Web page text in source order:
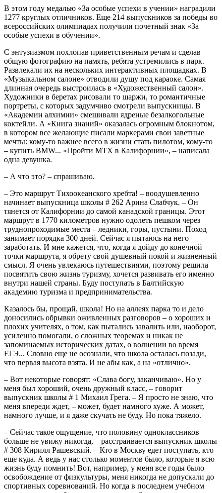
В этом году медалью «За особые успехи в учении» наградили
1277 круглых отличников. Еще 214 выпускников за победы во
всероссийских олимпиадах получили почетный знак «За
особые успехи в обучении».
С энтузиазмом похлопав приветственным речам и сделав
общую фотографию на память, ребята устремились в парк.
Развлекали их на нескольких интерактивных площадках. В
«Музыкальном салоне» отводили душу под караоке. Самая
длинная очередь выстроилась в «Художественный салон».
Художники в беретах рисовали то шаржи, то романтичные
портреты, с которых задумчиво смотрели выпускницы. В
«Академии алхимии» смешивали ядреные безалкогольные
коктейли. А «Книга знаний» оказалась огромным блокнотом,
в котором все желающие писали маркерами свои заветные
мечты: кому-то важнее всего в жизни стать пилотом, кому-то
– купить BMW... «Пройти МТХ в Калифорнии», – написала
одна девушка.
– А что это? – спрашиваю.
– Это маршрут Тихоокеанского хребта! – воодушевленно
начинает выпускница школы # 262 Арина Слабчук. – Он
тянется от Калифорнии до самой канадской границы. Этот
маршрут в 1770 километров нужно одолеть пешком через
труднопроходимые места – ледники, горы, пустыни. Поход
занимает порядка 300 дней. Сейчас я пытаюсь на него
заработать. И мне кажется, что, когда я дойду до конечной
точки маршрута, я обрету свой душевный покой и жизненный
смысл. Я очень увлекаюсь путешествиями, поэтому решила
посвятить свою жизнь туризму, хочется развивать его именно
внутри нашей страны. Буду поступать в Балтийскую
академию туризма и предпринимательства.
Казалось бы, прощай, школа! Но на аллеях парка то и дело
доносились обрывки оживленных разговоров – о хороших и
плохих учителях, о том, как пытались завалить или, наоборот,
усиленно помогали, о сложных теоремах и никак не
запоминаемых исторических датах, о волнении во время
ЕГЭ... Словно еще не осознали, что школа осталась позади,
что первая высота взята. И не абы как, а на «отлично».
– Вот некоторые говорят: «Слава богу, заканчиваю». Но у
меня был хороший, очень дружный класс, – говорит
выпускник школы # 1 Михаил Грега. – Я просто не знаю, что
меня впереди ждет, – может, будет намного хуже. А может,
намного лучше, и я даже скучать не буду. Но пока тяжело.
– Сейчас такое ощущение, что половину одноклассников
больше не увижу никогда, – расстраивается выпускник школы
# 308 Кирилл Рашевский. – Кто в Москву едет поступать, кто
еще куда. А ведь у нас столько моментов было, которые я всю
жизнь буду помнить! Вот, например, у меня все годы было
освобождение от физкультуры, меня никогда не допускали до
спортивных соревнований. Но когда в последнем учебном